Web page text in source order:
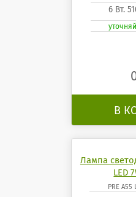
6 Вт.
В
Лампа
LED
PRE A55